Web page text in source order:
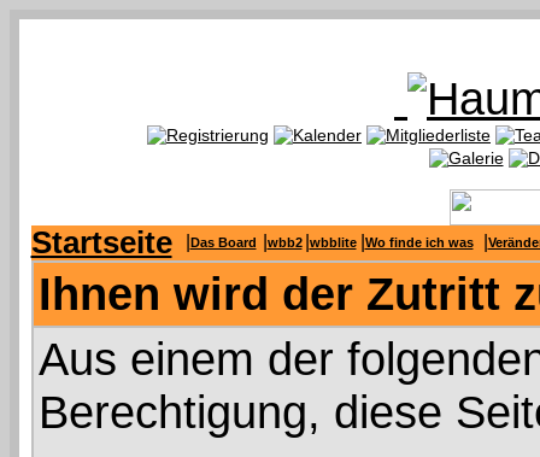
Startseite Das Board wbb2 wbblite Wo finde ich was
Ihnen wird der Zutritt
Aus einem der
Berechtigung, diese